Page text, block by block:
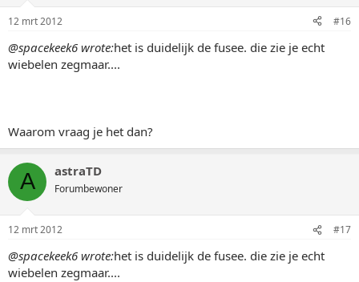
12 mrt 2012 #16
@spacekeek6 wrote:het is duidelijk de fusee. die zie je echt
wiebelen zegmaar....
Waarom vraag je het dan?
A astraTD
Forumbewoner
12 mrt 2012 #17
@spacekeek6 wrote:het is duidelijk de fusee. die zie je echt
wiebelen zegmaar....